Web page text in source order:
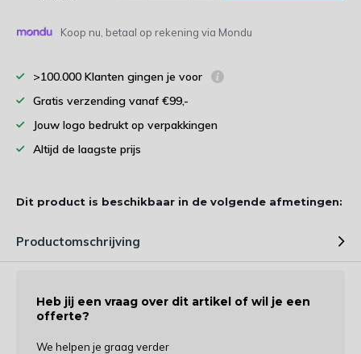
Koop nu, betaal op rekening via Mondu
>100.000 Klanten gingen je voor
Gratis verzending vanaf €99,-
Jouw logo bedrukt op verpakkingen
Altijd de laagste prijs
Dit product is beschikbaar in de volgende afmetingen:
Productomschrijving
Heb jij een vraag over dit artikel of wil je een
offerte?
We helpen je graag verder